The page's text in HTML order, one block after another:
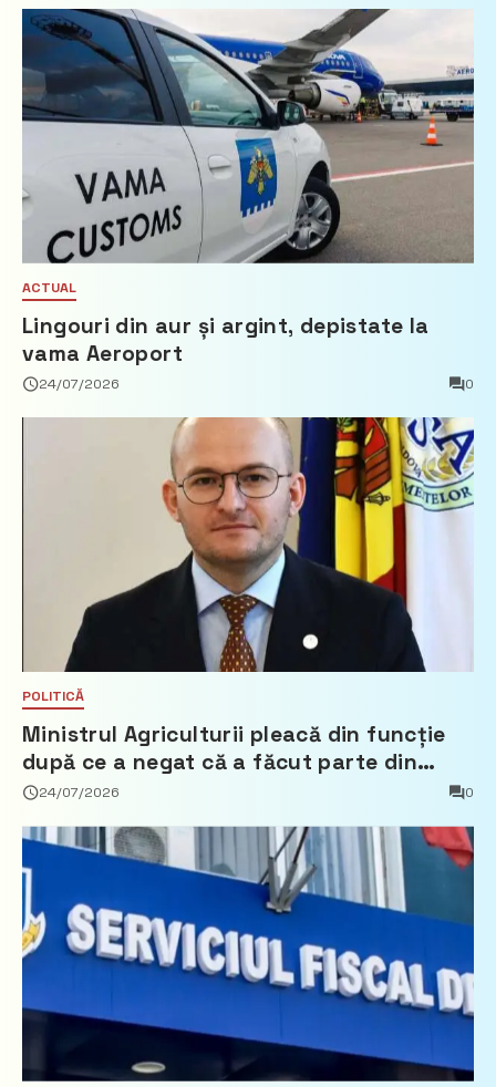
ACTUAL
Lingouri din aur și argint, depistate la
vama Aeroport
24/07/2026 0
POLITICĂ
Ministrul Agriculturii pleacă din funcție
după ce a negat că a făcut parte din
Partidul Democrat
24/07/2026 0